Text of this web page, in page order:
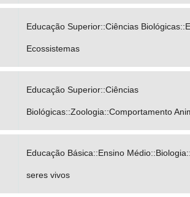
Educação Superior::Ciências
Ecossistemas
Educação Superior::Ciências
Biológicas::Zoologia::Comportamento
Educação Básica::Ensino
seres vivos